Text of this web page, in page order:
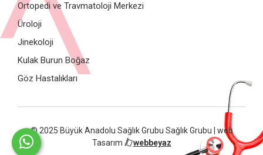
Ortopedi ve Travmatoloji Merkezi
Üroloji
Jinekoloji
Kulak Burun Boğaz
Göz Hastalıkları
© 2025 Büyük Anadolu Sağlık Grubu Sağlık Grubu | web
Tasarım
webbeyaz